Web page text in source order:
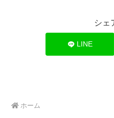
シェ
LINE
ホーム